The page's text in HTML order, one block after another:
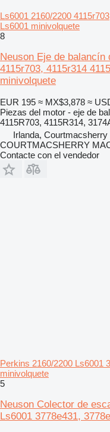
Ls6001 2160/2200
Ls6001 minivolquete
8
Neuson Eje de balancín
4115r703, 4115r314
minivolquete
EUR 195 ≈ MX$3,878 ≈
Piezas del motor - eje de
4115R703, 4115R314,
Irlanda, Courtmacsherry
COURTMACSHERRY
Contacte con el vendedor
Perkins 2160/2200 Ls6001
minivolquete
5
Neuson Colector de
Ls6001 3778e431,